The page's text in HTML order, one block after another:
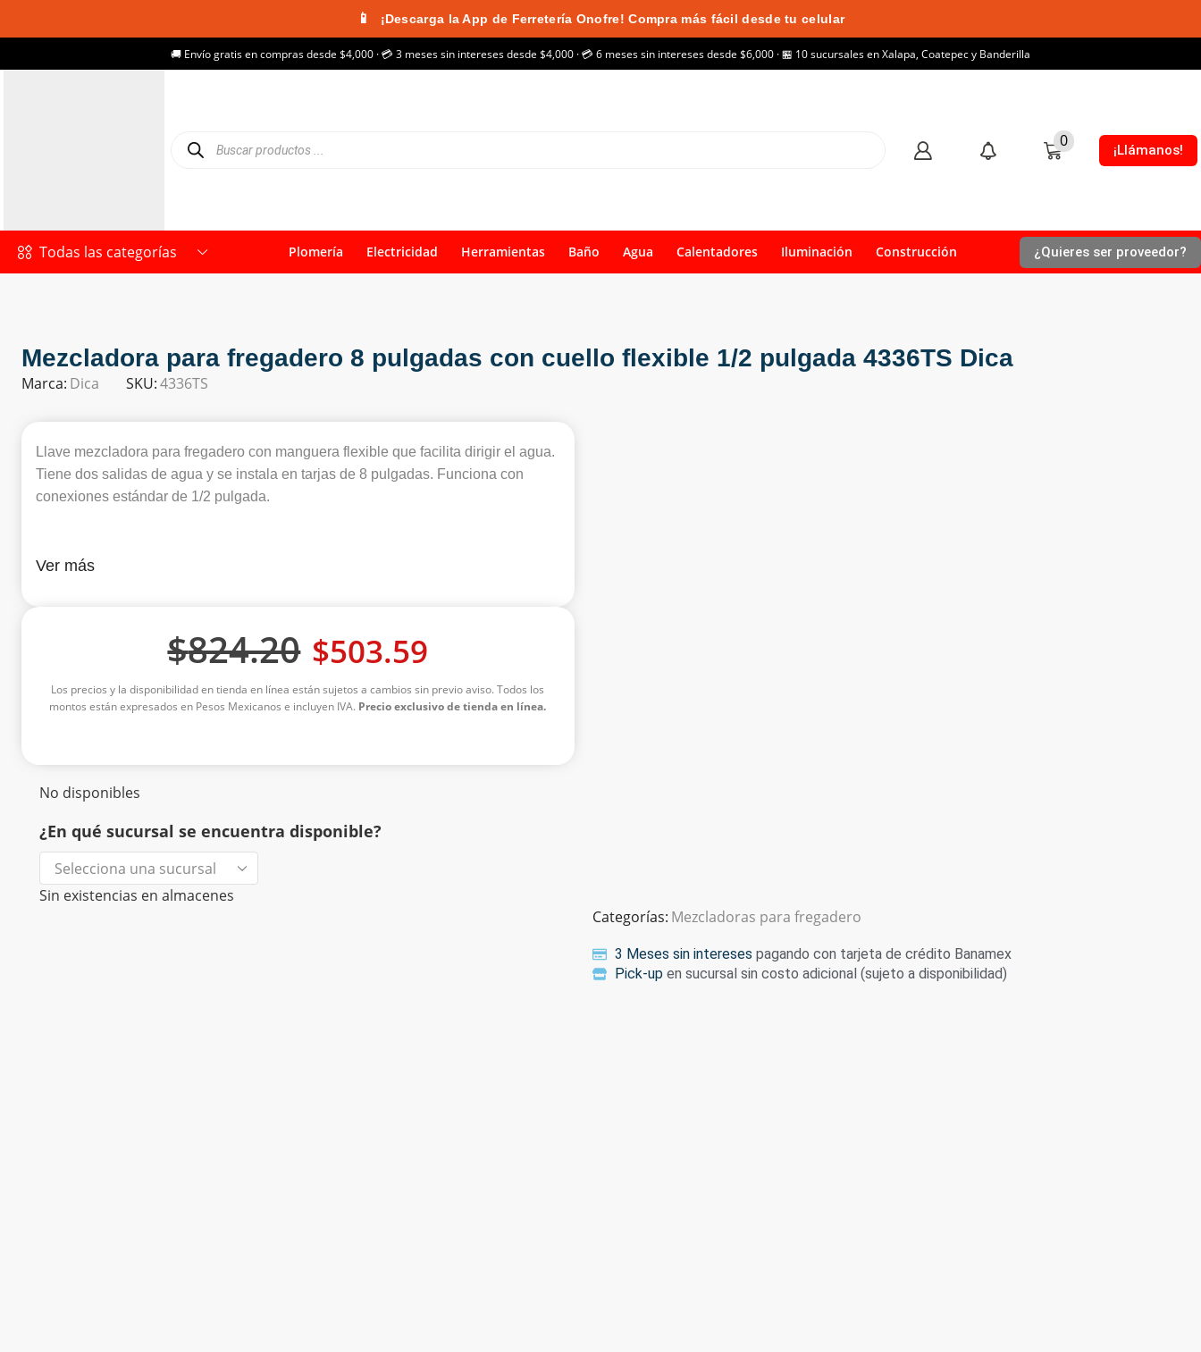
📱 ¡Descarga la App de Ferretería Onofre! Compra más fácil desde tu celular
🚚 Envío gratis en compras desde $4,000 · 💳 3 meses sin intereses desde $4,000 · 💳 6 meses sin intereses desde $6,000 · 🏪 10 sucursales en Xalapa, Coatepec y Banderilla
0 ¡Llámanos!
Todas las categorías Plomería Electricidad Herramientas Baño Agua Calentadores Iluminación Construcción ¿Quieres ser proveedor?
Mezcladora para fregadero 8 pulgadas con cuello flexible 1/2 pulgada 4336TS Dica
Marca: Dica SKU:4336TS
Llave mezcladora para fregadero con manguera flexible que facilita dirigir el agua.
Tiene dos salidas de agua y se instala en tarjas de 8 pulgadas. Funciona con
conexiones estándar de 1/2 pulgada.
Ver más
$824.20 $503.59
Los precios y la disponibilidad en tienda en línea están sujetos a cambios sin previo aviso. Todos los
montos están expresados en Pesos Mexicanos e incluyen IVA. Precio exclusivo de tienda en línea.
No disponibles
¿En qué sucursal se encuentra disponible?
Sin existencias en almacenes
Categorías: Mezcladoras para fregadero
3 Meses sin intereses pagando con tarjeta de crédito Banamex
Pick-upen sucursal sin costo adicional (sujeto a disponibilidad)